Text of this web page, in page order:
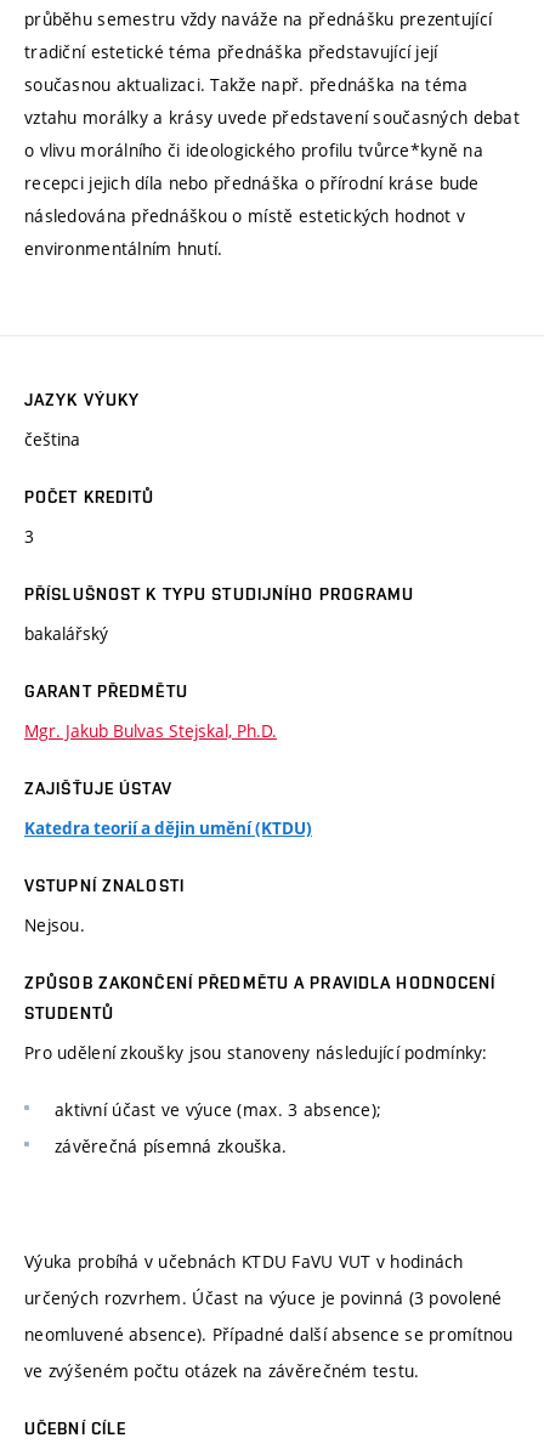
průběhu semestru vždy naváže na přednášku prezentující
tradiční estetické téma přednáška představující její
současnou aktualizaci. Takže např. přednáška na téma
vztahu morálky a krásy uvede představení současných debat
o vlivu morálního či ideologického profilu tvůrce*kyně na
recepci jejich díla nebo přednáška o přírodní kráse bude
následována přednáškou o místě estetických hodnot v
environmentálním hnutí.
JAZYK VÝUKY
čeština
POČET KREDITŮ
3
PŘÍSLUŠNOST K TYPU STUDIJNÍHO PROGRAMU
bakalářský
GARANT PŘEDMĚTU
Mgr. Jakub Bulvas Stejskal, Ph.D.
ZAJIŠŤUJE ÚSTAV
Katedra teorií a dějin umění (KTDU)
VSTUPNÍ ZNALOSTI
Nejsou.
ZPŮSOB ZAKONČENÍ PŘEDMĚTU A PRAVIDLA HODNOCENÍ
STUDENTŮ
Pro udělení zkoušky jsou stanoveny následující podmínky:
aktivní účast ve výuce (max. 3 absence);
závěrečná písemná zkouška.
Výuka probíhá v učebnách KTDU FaVU VUT v hodinách
určených rozvrhem. Účast na výuce je povinná (3 povolené
neomluvené absence). Případné další absence se promítnou
ve zvýšeném počtu otázek na závěrečném testu.
UČEBNÍ CÍLE